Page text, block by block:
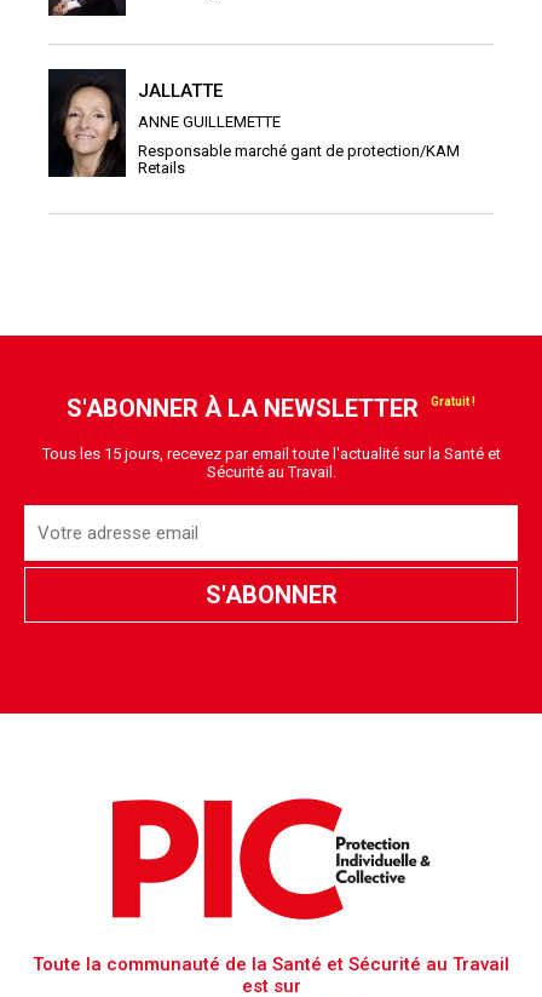
JALLATTE
ANNE GUILLEMETTE
Responsable marché gant de protection/KAM
Retails
S'ABONNER À LA NEWSLETTER
Tous les 15 jours, recevez par email toute l'actualité sur la Santé et
Sécurité au Travail.
Toute la communauté de la Santé et Sécurité au Travail
est sur